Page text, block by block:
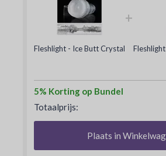
Fleshlight - Ice Butt Crystal
+
5% Korting op Bundel
Totaalprijs:
Plaats in